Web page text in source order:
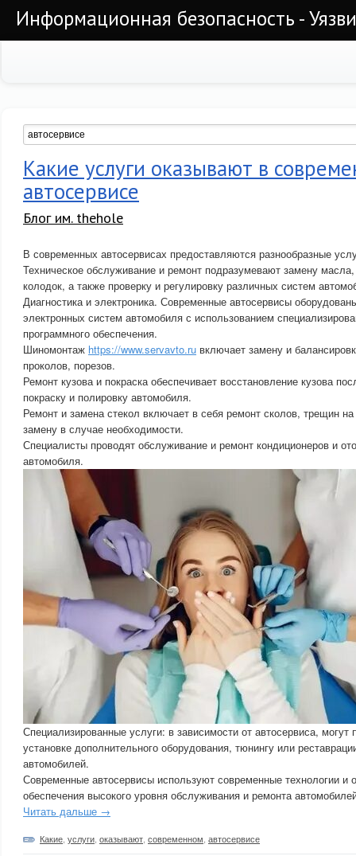
Информационная безопасность -
Какие услуги оказывают в
автосервисе
Блог им. thehole
В современных автосервисах предоставляются разнообразные
Техническое обслуживание и ремонт подразумевают замену
колодок, а также проверку и регулировку различных систем
Диагностика и электроника. Современные автосервисы
электронных систем автомобиля с использованием
программного обеспечения.
Шиномонтаж https://www.servavto.ru включает замену и
проколов, порезов.
Ремонт кузова и покраска обеспечивает восстановление кузова
покраску и полировку автомобиля.
Ремонт и замена стекол включает в себя ремонт сколов, трещин
замену в случае необходимости.
Специалисты проводят обслуживание и ремонт кондиционеров и
автомобиля.
Специализированные услуги: в зависимости от автосервиса, могут
установке дополнительного оборудования, тюнингу или
автомобилей.
Современные автосервисы используют современные технологии и
обеспечения высокого уровня обслуживания и ремонта
Читать дальше →
Какие услуги оказывают современном автосервисе